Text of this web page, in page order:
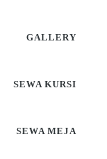
GALLERY
SEWA KURSI
SEWA MEJA